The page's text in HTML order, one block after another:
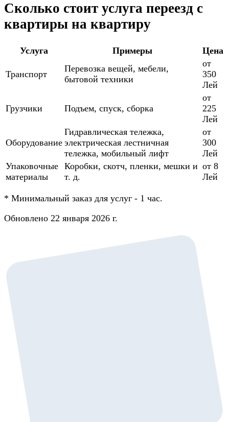
Сколько стоит услуга переезд с
квартиры на квартиру
Услуга Примеры Цена
Транспорт
Перевозка вещей, мебели,
бытовой техники
от
350
Лей
Грузчики Подъем, спуск, сборка
от
225
Лей
Оборудование
Гидравлическая тележка,
электрическая лестничная
тележка, мобильный лифт
от
300
Лей
Упаковочные
материалы
Коробки, скотч, пленки, мешки и
т. д.
от 8
Лей
* Минимальный заказ для услуг - 1 час.
Обновлено 22 января 2026 г.